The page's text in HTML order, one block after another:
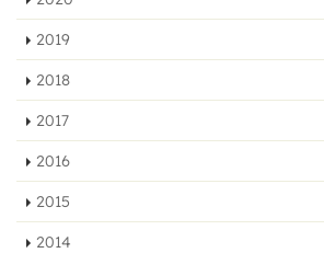
2019
2018
2017
2016
2015
2014